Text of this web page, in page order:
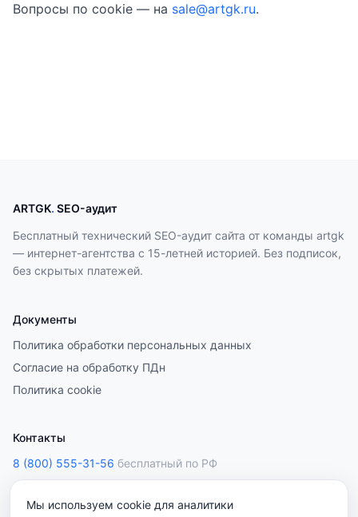
Вопросы по cookie — на sale@artgk.ru.
ARTGK. SEO-аудит
Бесплатный технический SEO-аудит сайта от команды artgk
— интернет-агентства с 15-летней историей. Без подписок,
без скрытых платежей.
Документы
Политика обработки персональных данных
Согласие на обработку ПДн
Политика cookie
Контакты
8 (800) 555-31-56 бесплатный по РФ
sale@artgk.ru
artgk.ru
Мы используем cookie для аналитики